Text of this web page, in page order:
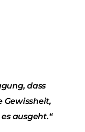
dass
Gewissheit,
ausgeht.“